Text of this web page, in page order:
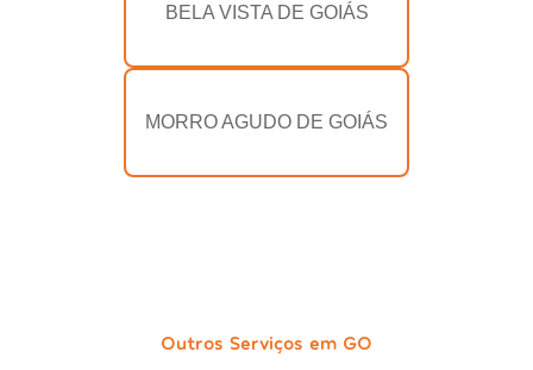
BELA VISTA DE GOIÁS
MORRO AGUDO DE GOIÁS
Outros Serviços em GO